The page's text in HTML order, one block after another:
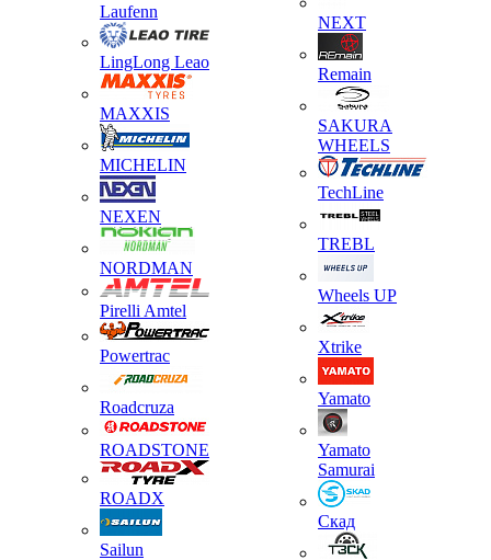
Laufenn
LingLong Leao
MAXXIS
MICHELIN
NEXEN
NORDMAN
Pirelli Amtel
Powertrac
Roadcruza
ROADSTONE
ROADX
Sailun
NEXT
Remain
SAKURA
WHEELS
TechLine
TREBL
Wheels UP
Xtrike
Yamato
Yamato
Samurai
Скад